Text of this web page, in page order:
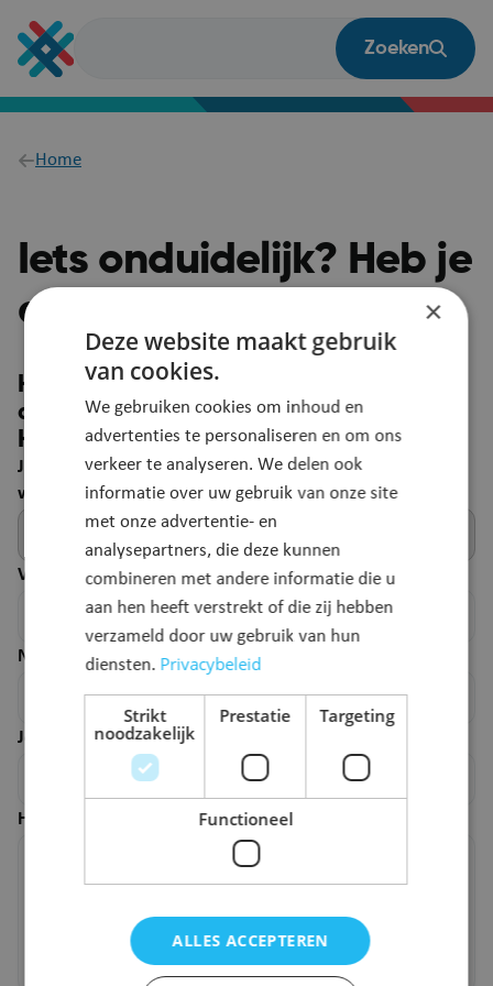
en
naar
inhoud
Zoeken
Breadcrumb
Home
Iets onduidelijk? Heb je
een vraag?
Heb je een suggestie om deze pagina
duidelijker te maken?
Heb je een vraag? Laat het ons weten!
Je feedback wordt automatisch gelinkt aan deze
webpagina.
Voornaam*
Naam
Je e-mailadres*
Hoe kunnen we deze pagina verbeteren?
×
Deze website maakt gebruik
van cookies.
We gebruiken cookies om inhoud en
advertenties te personaliseren en om ons
verkeer te analyseren. We delen ook
informatie over uw gebruik van onze site
met onze advertentie- en
analysepartners, die deze kunnen
combineren met andere informatie die u
aan hen heeft verstrekt of die zij hebben
verzameld door uw gebruik van hun
diensten. Privacybeleid
Strikt
noodzakelijk
Prestatie Targeting
Functioneel
ALLES ACCEPTEREN